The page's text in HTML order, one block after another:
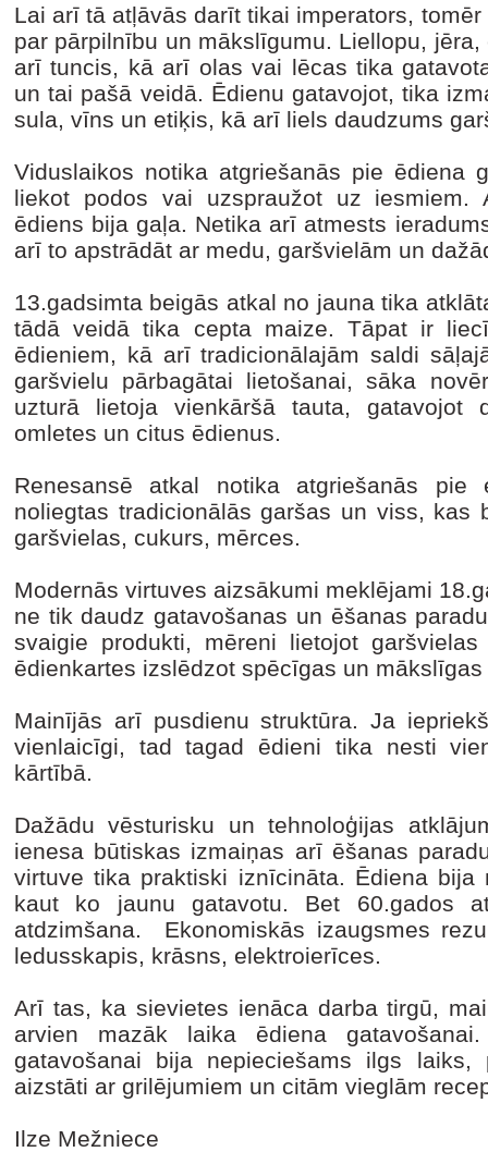
Lai arī tā atļāvās darīt tikai imperators,
par pārpilnību un mākslīgumu. Liellopu,
arī tuncis, kā arī olas vai lēcas tika
un tai pašā veidā. Ēdienu gatavojot, tika
sula, vīns un etiķis, kā arī liels daudzums
Viduslaikos notika atgriešanās pie ēdiena
liekot podos vai uzspraužot uz iesmiem.
ēdiens bija gaļa. Netika arī atmests
arī to apstrādāt ar medu, garšvielām un
13.gadsimta beigās atkal no jauna tika
tādā veidā tika cepta maize. Tāpat ir
ēdieniem, kā arī tradicionālajām saldi
garšvielu pārbagātai lietošanai, sāka
uzturā lietoja vienkāršā tauta, gatavojot
omletes un citus ēdienus.
Renesansē atkal notika atgriešanās pie
noliegtas tradicionālās garšas un viss,
garšvielas, cukurs, mērces.
Modernās virtuves aizsākumi meklējami
ne tik daudz gatavošanas un ēšanas
svaigie produkti, mēreni lietojot
ēdienkartes izslēdzot spēcīgas un
Mainījās arī pusdienu struktūra. Ja
vienlaicīgi, tad tagad ēdieni tika nesti
kārtībā.
Dažādu vēsturisku un tehnoloģijas
ienesa būtiskas izmaiņas arī ēšanas
virtuve tika praktiski iznīcināta. Ēdiena
kaut ko jaunu gatavotu. Bet 60.gados
atdzimšana. Ekonomiskās izaugsmes
ledusskapis, krāsns, elektroierīces.
Arī tas, ka sievietes ienāca darba tirgū,
arvien mazāk laika ēdiena
gatavošanai bija nepieciešams ilgs laiks,
aizstāti ar grilējumiem un citām vieglām
Ilze Mežniece